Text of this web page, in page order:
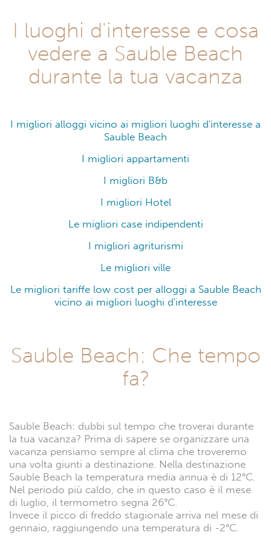
I luoghi d'interesse e cosa
vedere a Sauble Beach
durante la tua vacanza
I migliori alloggi vicino ai migliori luoghi d'interesse a
Sauble Beach
I migliori appartamenti
I migliori B&b
I migliori Hotel
Le migliori case indipendenti
I migliori agriturismi
Le migliori ville
Le migliori tariffe low cost per alloggi a Sauble Beach
vicino ai migliori luoghi d'interesse
Sauble Beach: Che tempo
fa?
Sauble Beach: dubbi sul tempo che troverai durante
la tua vacanza? Prima di sapere se organizzare una
vacanza pensiamo sempre al clima che troveremo
una volta giunti a destinazione. Nella destinazione
Sauble Beach la temperatura media annua è di 12°C.
Nel periodo più caldo, che in questo caso è il mese
di luglio, il termometro segna 26°C.
Invece il picco di freddo stagionale arriva nel mese di
gennaio, raggiungendo una temperatura di -2°C.